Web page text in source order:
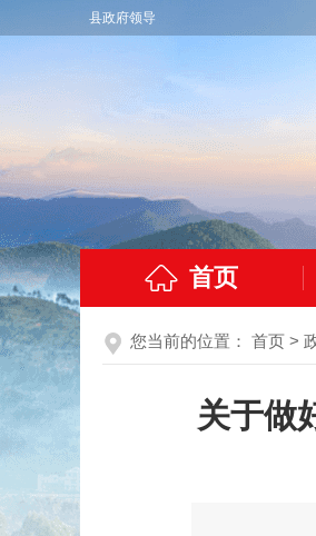
县政府领导
首页
您当前的位置： 首页 >
关于做